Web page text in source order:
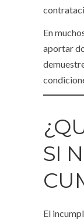
En
aportar
SI
El